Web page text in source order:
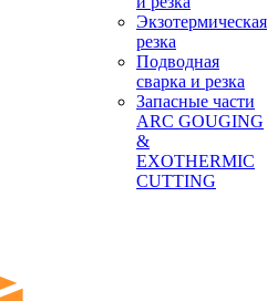
Экзотермическая
резка
Подводная
сварка и резка
Запасные части
ARC GOUGING
&
EXOTHERMIC
CUTTING